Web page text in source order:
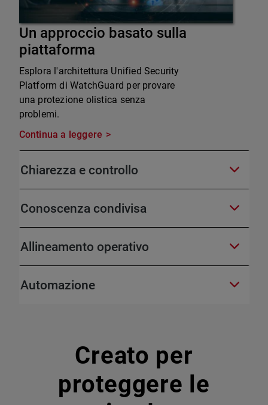
Un approccio basato sulla
piattaforma
Esplora l'architettura Unified Security
Platform di WatchGuard per provare
una protezione olistica senza
problemi.
Continua a leggere
Chiarezza e controllo
Conoscenza condivisa
Allineamento operativo
Automazione
Creato per
proteggere le